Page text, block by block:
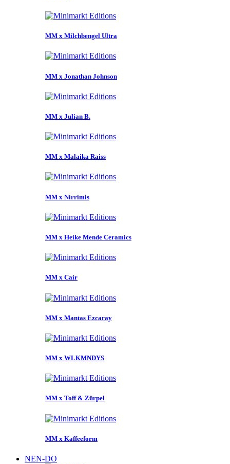
MM x Milchbengel Ultra
MM x Jonathan Johnson
MM x Julian B.
MM x Malaika Raiss
MM x Nirrimis
MM x Heike Mende Ceramics
MM x Cair
MM x Mantas Ezcaray
MM x WLKMNDYS
MM x Toff & Zürpel
MM x Kaffeeform
NEN-DO